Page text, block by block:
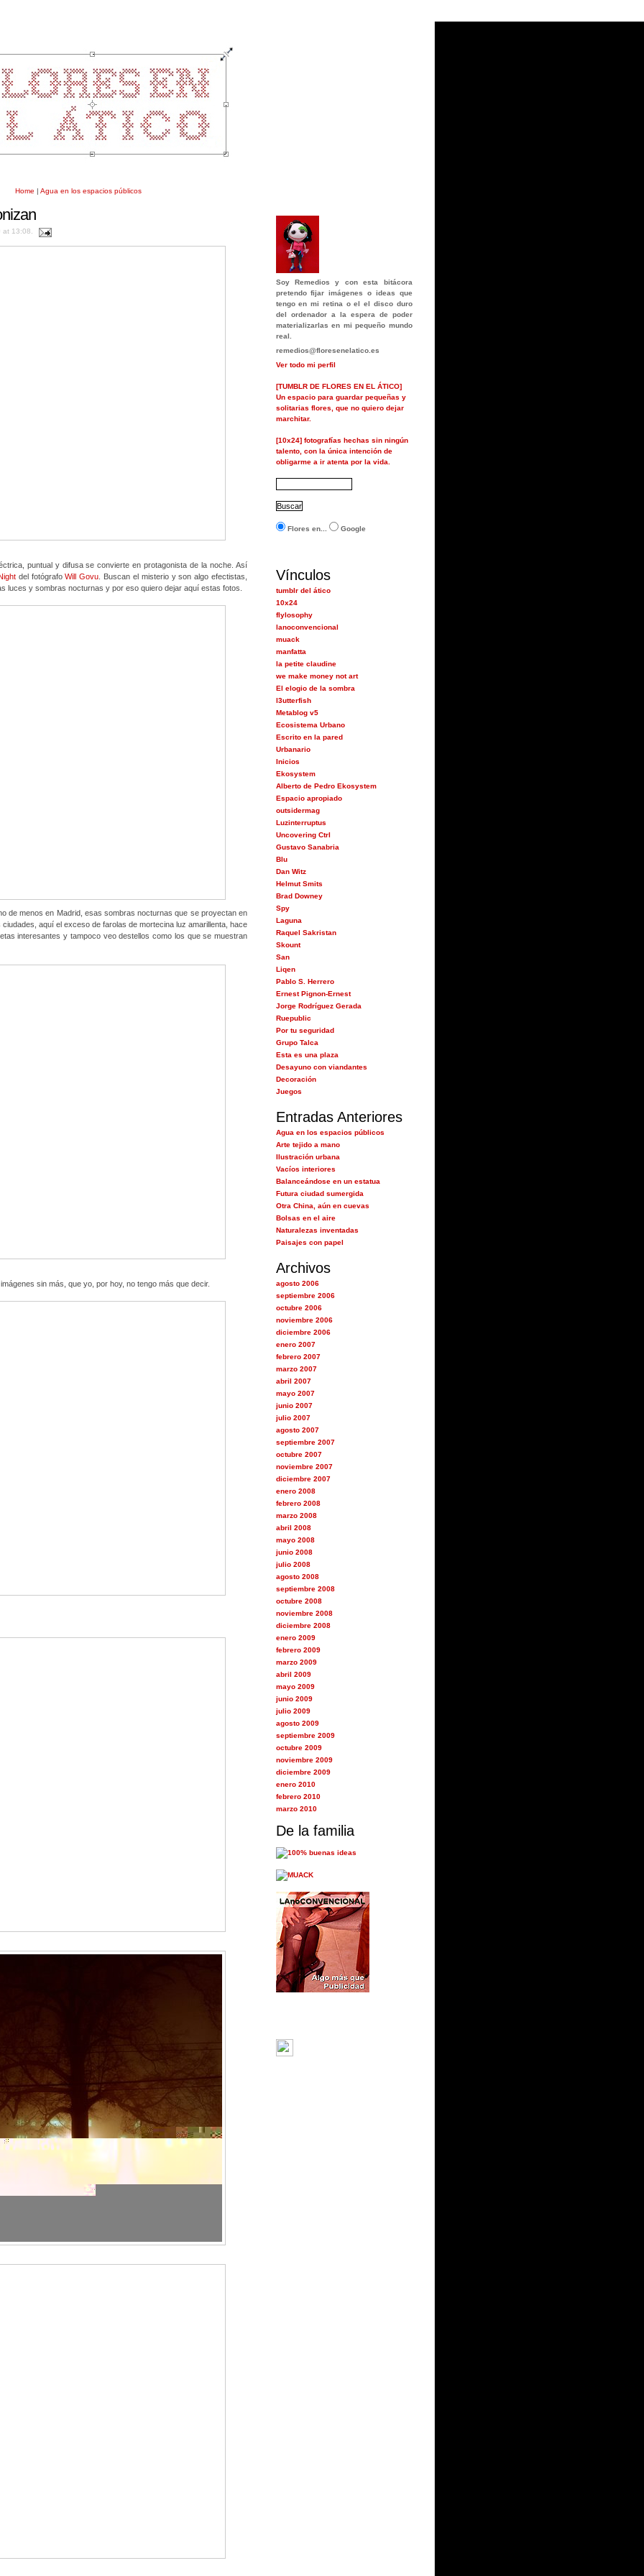
Home | Agua en los espacios públicos
at 13:08.
puntual y difusa se convierte en protagonista de la noche. Así
del fotógrafoWill Govu . Buscan el misterio y son algo efectistas,
luces y sombras nocturnas y por eso quiero dejar aquí estas fotos.
de menos en Madrid, esas sombras nocturnas que se proyectan en
aquí el exceso de farolas de mortecina luz amarillenta, hace
interesantes y tampoco veo destellos como los que se muestran
sin más, que yo, por hoy, no tengo más que decir.
Soy Remedios y con esta bitácora
pretendo fijar imágenes o ideas que
tengo en mi retina o el el disco duro
del ordenador a la espera de poder
materializarlas en mi pequeño mundo
real.
remedios@floresenelatico.es
Ver todo mi perfil
[TUMBLR DE FLORES EN EL ÁTICO]
Un espacio para guardar pequeñas y
solitarias flores, que no quiero dejar
marchitar.
[10x24] fotografías hechas sin ningún
talento, con la única intención de
obligarme a ir atenta por la vida.
Flores en... Google
Vínculos
tumblr del ático
10x24
flylosophy
lanoconvencional
muack
manfatta
la petite claudine
we make money not art
El elogio de la sombra
l3utterfish
Metablog v5
Ecosistema Urbano
Escrito en la pared
Urbanario
Inicios
Ekosystem
Alberto de Pedro Ekosystem
Espacio apropiado
outsidermag
Luzinterruptus
Uncovering Ctrl
Gustavo Sanabria
Blu
Dan Witz
Helmut Smits
Brad Downey
Spy
Laguna
Raquel Sakristan
Skount
San
Liqen
Pablo S. Herrero
Ernest Pignon-Ernest
Jorge Rodríguez Gerada
Ruepublic
Por tu seguridad
Grupo Talca
Esta es una plaza
Desayuno con viandantes
Decoración
Juegos
Entradas Anteriores
Agua en los espacios públicos
Arte tejido a mano
Ilustración urbana
Vacíos interiores
Balanceándose en un estatua
Futura ciudad sumergida
Otra China, aún en cuevas
Bolsas en el aire
Naturalezas inventadas
Paisajes con papel
Archivos
agosto 2006
septiembre 2006
octubre 2006
noviembre 2006
diciembre 2006
enero 2007
febrero 2007
marzo 2007
abril 2007
mayo 2007
junio 2007
julio 2007
agosto 2007
septiembre 2007
octubre 2007
noviembre 2007
diciembre 2007
enero 2008
febrero 2008
marzo 2008
abril 2008
mayo 2008
junio 2008
julio 2008
agosto 2008
septiembre 2008
octubre 2008
noviembre 2008
diciembre 2008
enero 2009
febrero 2009
marzo 2009
abril 2009
mayo 2009
junio 2009
julio 2009
agosto 2009
septiembre 2009
octubre 2009
noviembre 2009
diciembre 2009
enero 2010
febrero 2010
marzo 2010
De la familia